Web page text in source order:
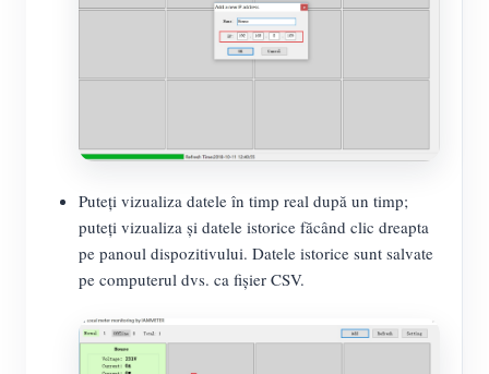
Puteți vizualiza datele în timp real după un timp;
puteți vizualiza și datele istorice făcând clic dreapta
pe panoul dispozitivului. Datele istorice sunt salvate
pe computerul dvs. ca fișier CSV.